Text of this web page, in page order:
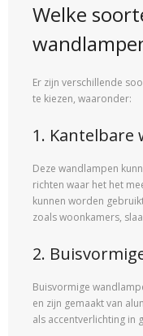
Welke
Er zijn verschillende
te kiezen, waaronder:
1. Kantelbare
Deze wandlampen
richten waar het het
kunnen worden
zoals woonkamers,
2.
Buisvormige
en zijn gemaakt van
als accentverlichting in